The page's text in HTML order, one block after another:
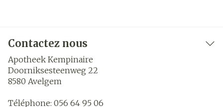
Contactez nous
Apotheek Kempinaire
Doorniksesteenweg 22
8580 Avelgem
Téléphone: 056 64 95 06